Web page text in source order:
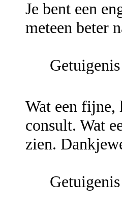
Je bent een
meteen beter
Wat een fijne,
consult. Wat
zien.